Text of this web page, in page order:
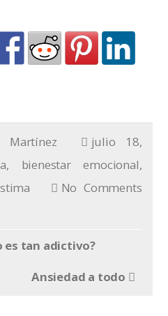
Martínez
julio 18,
, bienestar emocional,
No Comments
es tan adictivo?
Ansiedad a todo